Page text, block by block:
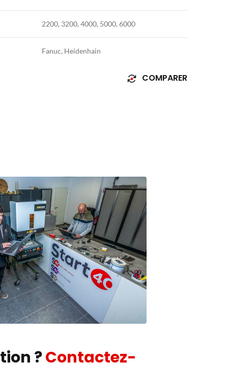
2200, 3200, 4000, 5000, 6000
Fanuc, Heidenhain
COMPARER
?Contactez-